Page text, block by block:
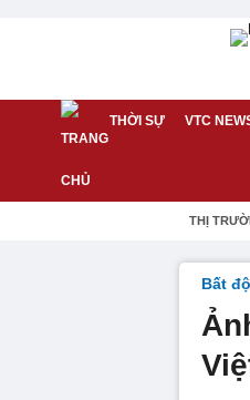
THỜI SỰ VTC
THỊ
Bất